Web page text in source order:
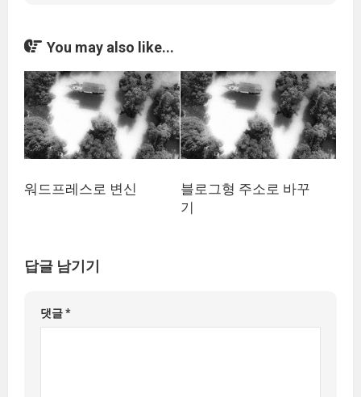
You may also like...
워드프레스로 변신
블로그형 주소로 바꾸
기
답글 남기기
댓글*